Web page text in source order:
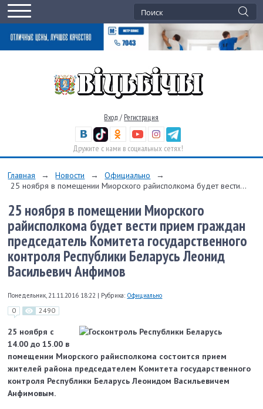
Вход / Регистрация
Дружите с нами в социальных сетях!
Главная → Новости → Официально
→
25 ноября в помещении Миорского райисполкома будет вести...
25 ноября в помещении Миорского
райисполкома будет вести прием граждан
председатель Комитета государственного
контроля Республики Беларусь Леонид
Васильевич Анфимов
Понедельник, 21.11.2016 18:22 | Рубрика: Официально
0 2490
25 ноября с
14.00 до 15.00 в
помещении Миорского райисполкома состоится прием
жителей района председателем Комитета государственного
контроля Республики Беларусь Леонидом Васильевичем
Анфимовым.